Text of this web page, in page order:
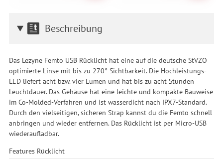
Beschreibung
Das Lezyne Femto USB Rücklicht hat eine auf die deutsche StVZO
optimierte Linse mit bis zu 270° Sichtbarkeit. Die Hochleistungs-
LED liefert acht bzw. vier Lumen und hat bis zu acht Stunden
Leuchtdauer. Das Gehäuse hat eine leichte und kompakte Bauweise
im Co-Molded-Verfahren und ist wasserdicht nach IPX7-Standard.
Durch den vielseitigen, sicheren Strap kannst du die Femto schnell
anbringen und wieder entfernen. Das Rücklicht ist per Micro-USB
wiederaufladbar.
Features Rücklicht